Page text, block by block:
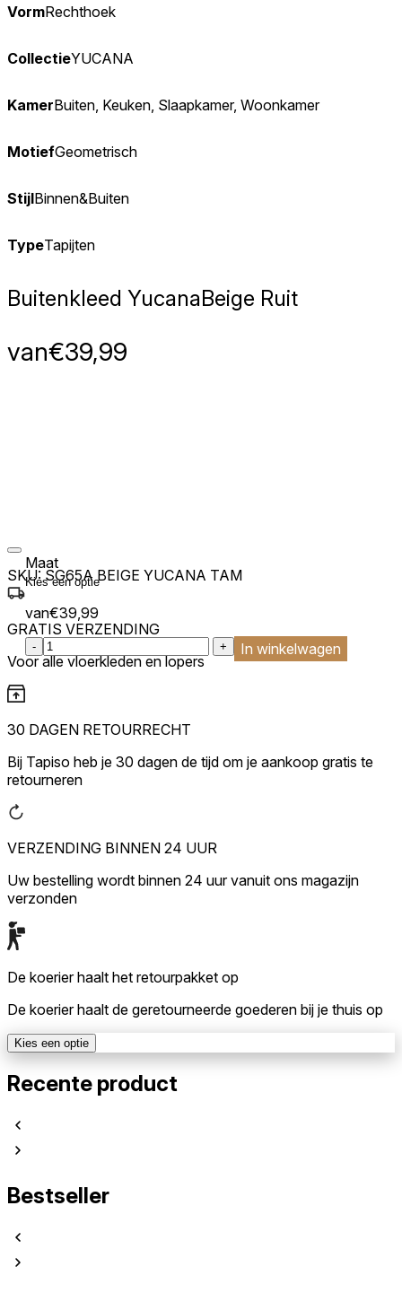
VormRechthoek
CollectieYUCANA
KamerBuiten, Keuken, Slaapkamer, Woonkamer
MotiefGeometrisch
StijlBinnen&Buiten
TypeTapijten
Buitenkleed YucanaBeige Ruit
van€39,99
Maat
van€39,99
:product_name quantity
- + In winkelwagen
SKU:SG65A BEIGE YUCANA TAM
GRATIS VERZENDING
Voor alle vloerkleden en lopers
30 DAGEN RETOURRECHT
Bij Tapiso heb je 30 dagen de tijd om je aankoop gratis te
retourneren
VERZENDING BINNEN 24 UUR
Uw bestelling wordt binnen 24 uur vanuit ons magazijn
verzonden
De koerier haalt het retourpakket op
De koerier haalt de geretourneerde goederen bij je thuis op
Kies een optie
Recente product
Bestseller